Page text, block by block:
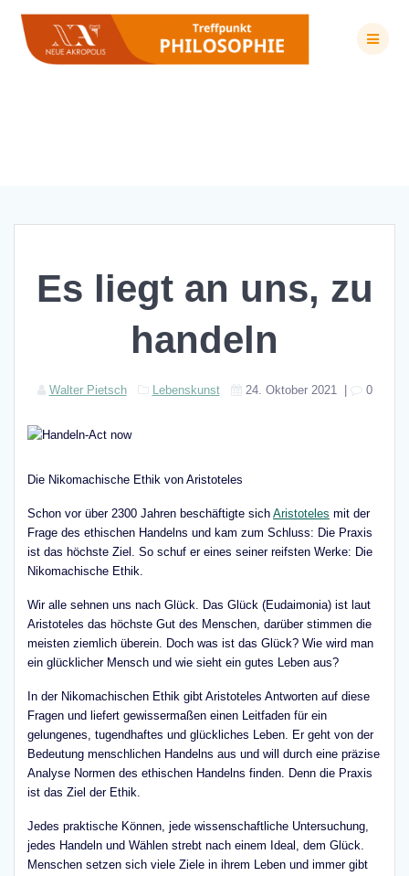
Inhalt
springen
Es liegt an uns, zu
handeln
Walter Pietsch Lebenskunst 24. Oktober 2021| 0
Die Nikomachische Ethik von Aristoteles
Schon vor über 2300 Jahren beschäftigte sich Aristoteles mit der
Frage des ethischen Handelns und kam zum Schluss: Die Praxis
ist das höchste Ziel. So schuf er eines seiner reifsten Werke: Die
Nikomachische Ethik.
Wir alle sehnen uns nach Glück. Das Glück (Eudaimonia) ist laut
Aristoteles das höchste Gut des Menschen, darüber stimmen die
meisten ziemlich überein. Doch was ist das Glück? Wie wird man
ein glücklicher Mensch und wie sieht ein gutes Leben aus?
In der Nikomachischen Ethik gibt Aristoteles Antworten auf diese
Fragen und liefert gewissermaßen einen Leitfaden für ein
gelungenes, tugendhaftes und glückliches Leben. Er geht von der
Bedeutung menschlichen Handelns aus und will durch eine präzise
Analyse Normen des ethischen Handelns finden. Denn die Praxis
ist das Ziel der Ethik.
Jedes praktische Können, jede wissenschaftliche Untersuchung,
jedes Handeln und Wählen strebt nach einem Ideal, dem Glück.
Menschen setzen sich viele Ziele in ihrem Leben und immer gibt